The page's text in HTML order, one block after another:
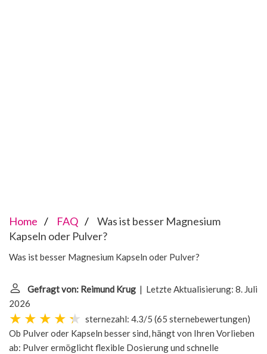
Home FAQ
Was ist besser Magnesium
Kapseln oder Pulver?
Was ist besser Magnesium Kapseln oder Pulver?
Gefragt von: Reimund Krug | Letzte Aktualisierung: 8. Juli
2026
sternezahl: 4.3/5 (65 sternebewertungen)
Ob Pulver oder Kapseln besser sind, hängt von Ihren Vorlieben
ab: Pulver ermöglicht flexible Dosierung und schnelle